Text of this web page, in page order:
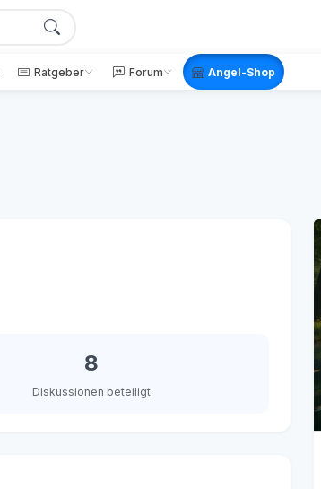
Ratgeber Forum Angel-Shop
8
Diskussionen beteiligt